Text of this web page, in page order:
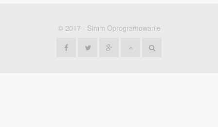
© 2017 - Simm Oprogramowanie